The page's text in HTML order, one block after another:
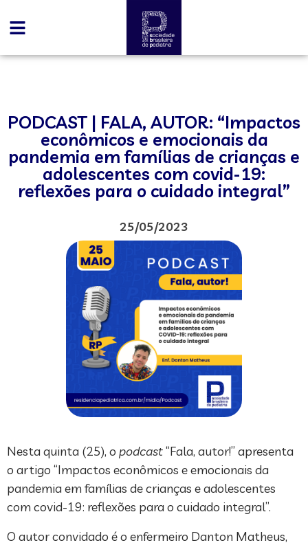
PODCAST | FALA, AUTOR: “Impactos
econômicos e emocionais da
pandemia em famílias de crianças e
adolescentes com covid-19:
reflexões para o cuidado integral”
25/05/2023
Nesta quinta (25), o podcast“Fala, autor!” apresenta
o artigo “Impactos econômicos e emocionais da
pandemia em famílias de crianças e adolescentes
com covid-19: reflexões para o cuidado integral”.
O autor convidado é o enfermeiro Danton Matheus,